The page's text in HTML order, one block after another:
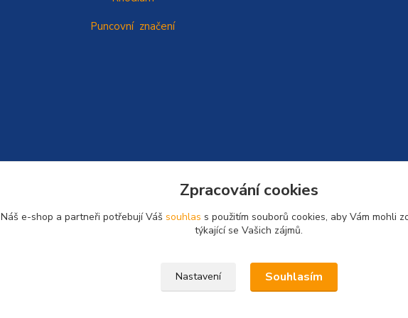
Puncovní značení
Zpracování cookies
Náš e-shop a partneři potřebují Váš souhlas s použitím souborů cookies, aby Vám mohli
týkající se Vašich zájmů.
Nastavení Souhlasím